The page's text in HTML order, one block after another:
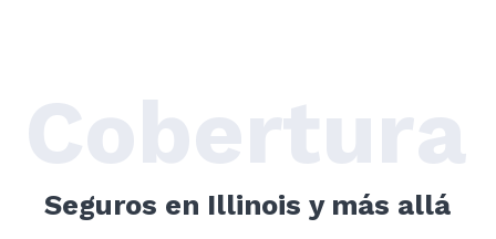
Seguros en Illinois y más allá